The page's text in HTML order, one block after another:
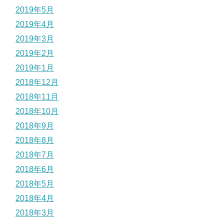
2019年5月
2019年4月
2019年3月
2019年2月
2019年1月
2018年12月
2018年11月
2018年10月
2018年9月
2018年8月
2018年7月
2018年6月
2018年5月
2018年4月
2018年3月